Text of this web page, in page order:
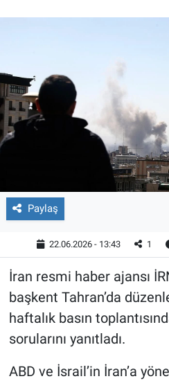
Paylaş
22.06.2026 - 13:43 1
İran resmi haber ajansı
başkent Tahran’da
haftalık basın
sorularını yanıtladı.
ABD ve İsrail’in İran’a